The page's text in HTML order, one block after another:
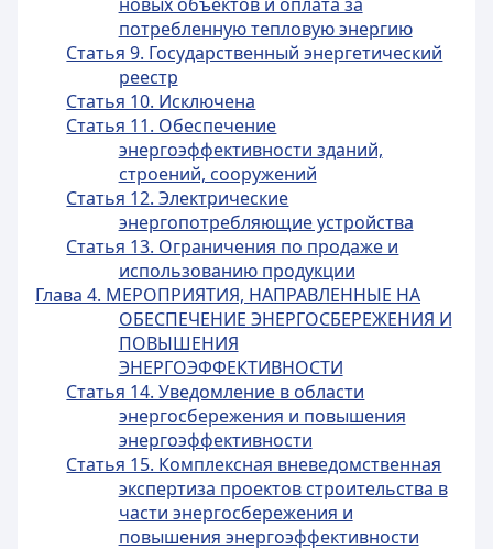
потребленную тепловую энергию
Статья 9. Государственный энергетический
реестр
Статья 10. Исключена
Статья 11. Обеспечение
энергоэффективности зданий,
строений, сооружений
Статья 12. Электрические
энергопотребляющие устройства
Статья 13. Ограничения по продаже и
использованию продукции
Глава 4. МЕРОПРИЯТИЯ, НАПРАВЛЕННЫЕ НА
ОБЕСПЕЧЕНИЕ ЭНЕРГОСБЕРЕЖЕНИЯ И
ПОВЫШЕНИЯ
ЭНЕРГОЭФФЕКТИВНОСТИ
Статья 14. Уведомление в области
энергосбережения и повышения
энергоэффективности
Статья 15. Комплексная вневедомственная
экспертиза проектов строительства в
части энергосбережения и
повышения энергоэффективности